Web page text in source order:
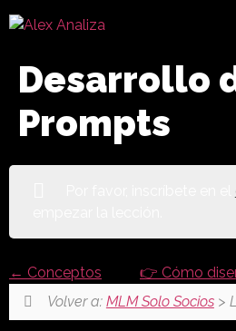
Desarrollo
Prompts
Conceptos
👉 Cómo
Volver a: MLM Solo Socios>